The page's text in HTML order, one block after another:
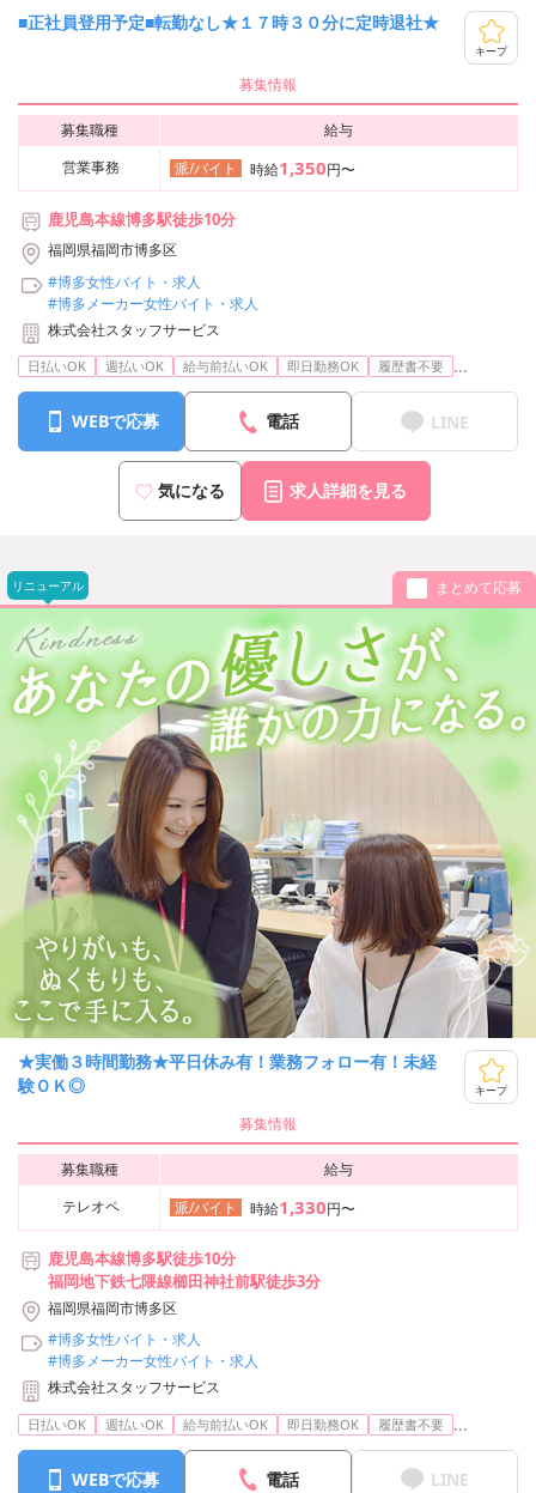
■正社員登用予定■転勤なし★１７時３０分に定時退社★
キープ
募集情報
募集職種
給与
営業事務
派/バイト 時給1,350円〜
鹿児島本線博多駅徒歩10分
福岡県福岡市博多区
#博多女性バイト・求人
#博多メーカー女性バイト・求人
株式会社スタッフサービス
日払いOK 週払いOK 給与前払いOK 即日勤務OK 履歴書不要 ...
WEBで応募 電話 LINE
気になる 求人詳細を見る
リニューアル まとめて応募
★実働３時間勤務★平日休み有！業務フォロー有！未経
験ＯＫ◎
キープ
募集情報
募集職種
給与
テレオペ
派/バイト 時給1,330円〜
鹿児島本線博多駅徒歩10分
福岡地下鉄七隈線櫛田神社前駅徒歩3分
福岡県福岡市博多区
#博多女性バイト・求人
#博多メーカー女性バイト・求人
株式会社スタッフサービス
日払いOK 週払いOK 給与前払いOK 即日勤務OK 履歴書不要 ...
WEBで応募 電話 LINE